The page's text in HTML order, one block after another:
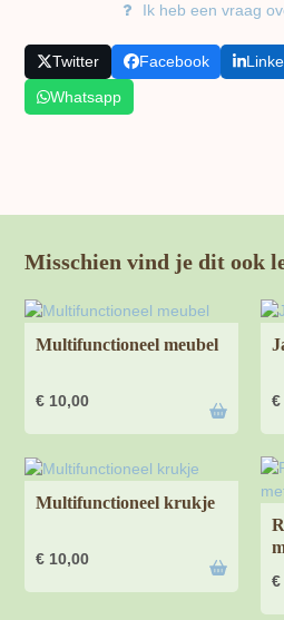
Ik heb een vraag
Twitter Facebook
Whatsapp
Misschien vind je dit ook
Multifunctioneel meubel
€ 10,00 €
Multifunctioneel krukje
€ 10,00
€